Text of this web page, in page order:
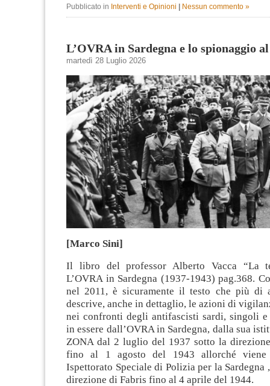
Pubblicato in Interventi e Opinioni Nessun commento »
L’OVRA in Sardegna e lo spionaggio
martedì 28 Luglio 2026
[Marco Sini]
Il libro del professor Alberto Vacca “La
L’OVRA in Sardegna (1937-1943) pag.368.
nel 2011, è sicuramente il testo che più di
descrive, anche in dettaglio, le azioni di
nei confronti degli antifascisti sardi, singoli e
in essere dall’OVRA in Sardegna, dalla sua
ZONA dal 2 luglio del 1937 sotto la
fino al 1 agosto del 1943 allorché viene
Ispettorato Speciale di Polizia per la Sardegna
direzione di Fabris fino al 4 aprile del 1944.